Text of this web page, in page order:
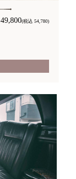
49,800(税込 54,780)